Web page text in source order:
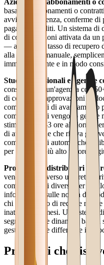
Aziende con abbonamenti o
basati su abbonamenti o
avvisi di scadenza, conferme di
pagamenti falliti. Un sistema di
di comunicazioni attivata da un
— aumenta il tasso di recupero
alla gestione manuale,
immediatamente e in modo
Studi professionali e agenzie
consulenza o un'agenzia con
di consegna, approvazioni di
comunicazioni di avanzamento
comunicazioni vengono gestite
stimabile in 2-3 ore al giorno
di automazione che rileva gli
comunicazioni automatiche
per attività a più alto valore
Produttori e distributori con
vendono attraverso una rete di
comunicazioni diverse per
informazioni sulle novità di
chi ha ordinato di recente
inattivo da 3 mesi. Un sistema
segmentazione dinamica
gestisce queste differenze in
Problemi che